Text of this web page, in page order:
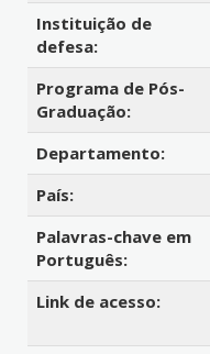
Instituição de
defesa:
Programa de Pós-
Graduação:
Departamento:
País:
Palavras-chave em
Português:
Link de acesso: